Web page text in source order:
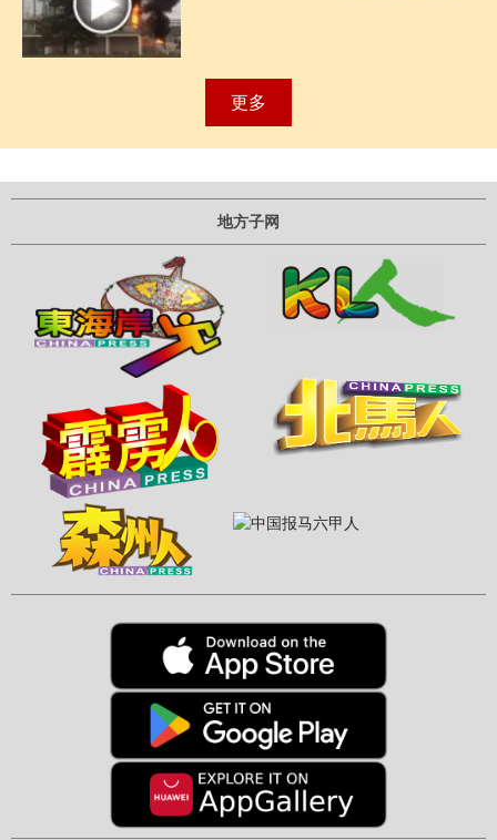
更多
地方子网